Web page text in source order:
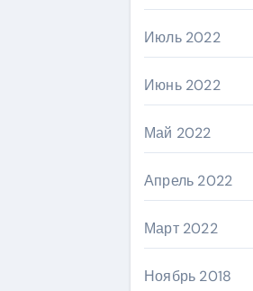
Июль 2022
Июнь 2022
Май 2022
Апрель 2022
Март 2022
Ноябрь 2018